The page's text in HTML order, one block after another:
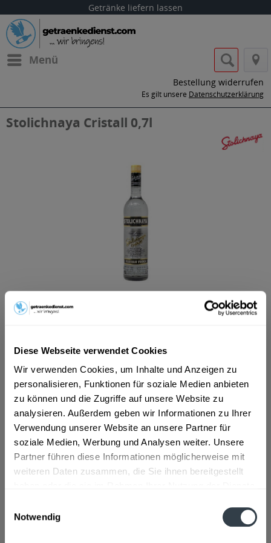
Diese Webseite verwendet Cookies
Wir verwenden Cookies, um Inhalte und Anzeigen zu
personalisieren, Funktionen für soziale Medien anbieten
zu können und die Zugriffe auf unsere Website zu
analysieren. Außerdem geben wir Informationen zu Ihrer
Verwendung unserer Website an unsere Partner für
soziale Medien, Werbung und Analysen weiter. Unsere
Partner führen diese Informationen möglicherweise mit
weiteren Daten zusammen, die Sie ihnen bereitgestellt
Notwendig
Getränke liefern lassen
Menü
Bestellung widerrufen
Es gilt unsere Datenschutzerklärung
Stolichnaya Cristall 0,7l
ab 20,01 € *
Inhalt:
Vorrätig
In den Warenkorb
Artikel-Nr.:
38732
Verfügbar in:
Astenberg, Bradl, Dikat, Ehrenstall, Erlach, Rofansiedlung,
Tiergarten, Wiesing,Brixlegg, Mehrn, Zimmermoos ,Bruck am
Ziller, Bruckerberg, Imming, Reith im Alpbachtal,Buch, Fiecht,
Vomp, Vomperbach, Vomperberg,Fischl, Jenbach, Strass im
Fügen, Gagering, Kapfing,
Schlagturn, Stans
Schlitters, Strass im Zillertal
Wattens